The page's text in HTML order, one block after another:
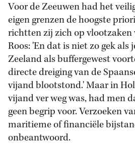
Voor de Zeeuwen had het
eigen grenzen de hoogste
richtten zij zich op vlootzaken
Roos: 'En dat is niet zo gek als
Zeeland als buffergewest
directe dreiging van de
vijand blootstond.' Maar in
vijand ver weg was, had men
geen begrip voor. Verzoeken
maritieme of financiële
onbeantwoord.